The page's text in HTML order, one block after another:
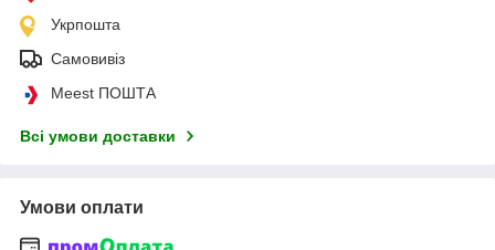
Укрпошта
Самовивіз
Meest ПОШТА
Всі умови доставки
Умови оплати